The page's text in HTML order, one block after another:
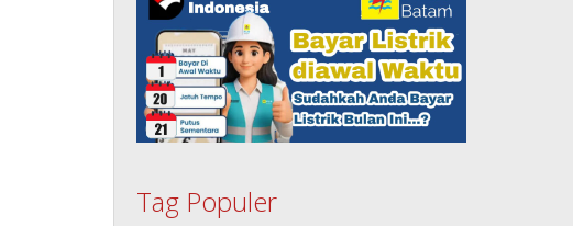
Tag Populer